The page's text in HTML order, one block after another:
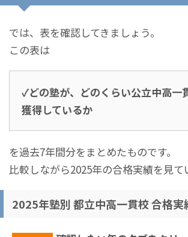
では、表を確認してきましょう。
この表は
✓どの塾が、どのくらい公立中高一
獲得しているか
を過去7年間分をまとめたものです。
比較しながら2025年の合格実績を見て
2025年塾別 都立中高一貫校 合格実